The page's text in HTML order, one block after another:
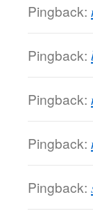
Pingback:
Pingback:
Pingback:
Pingback:
Pingback: